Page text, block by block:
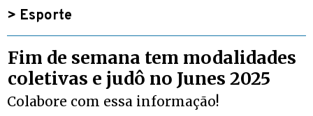
> Esporte
Fim de semana tem modalidades
coletivas e judô no Junes 2025
Colabore com essa informação!